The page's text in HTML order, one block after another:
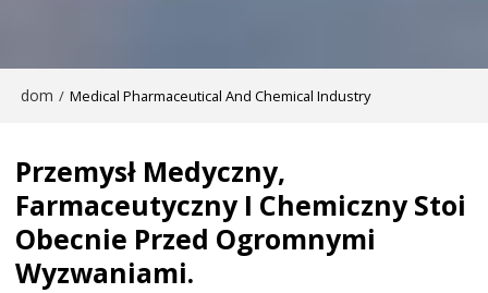
dom / Medical Pharmaceutical And Chemical Industry
Przemysł Medyczny,
Farmaceutyczny I Chemiczny Stoi
Obecnie Przed Ogromnymi
Wyzwaniami.